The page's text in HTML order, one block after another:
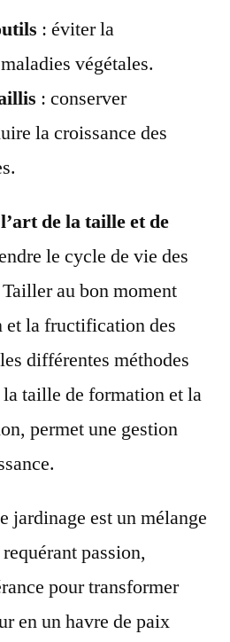
: éviter la
végétales.
: conserver
la croissance des
l’art de la taille et de
le cycle de vie des
au bon moment
la fructification des
différentes méthodes
taille de formation et la
permet une gestion
jardinage est un mélange
passion,
pour transformer
en un havre de paix